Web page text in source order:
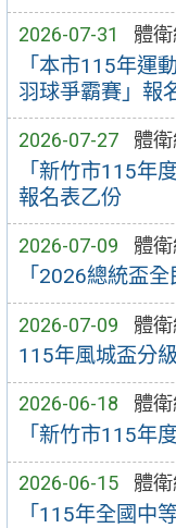
2026-07-31 體衛
「本市115年運
羽球爭霸賽」報
2026-07-27 體衛
「新竹市115年
報名表乙份
2026-07-09 體衛
「2026總統盃
2026-07-09 體衛
115年風城盃分
2026-06-18 體衛
「新竹市115年
2026-06-15 體衛
「115年全國中